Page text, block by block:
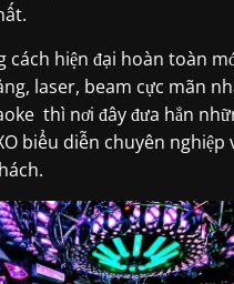
cách hiện đại hoàn toàn
laser, beam cực mãn
thì nơi đây đưa hẳn
biểu diễn chuyên nghiệp